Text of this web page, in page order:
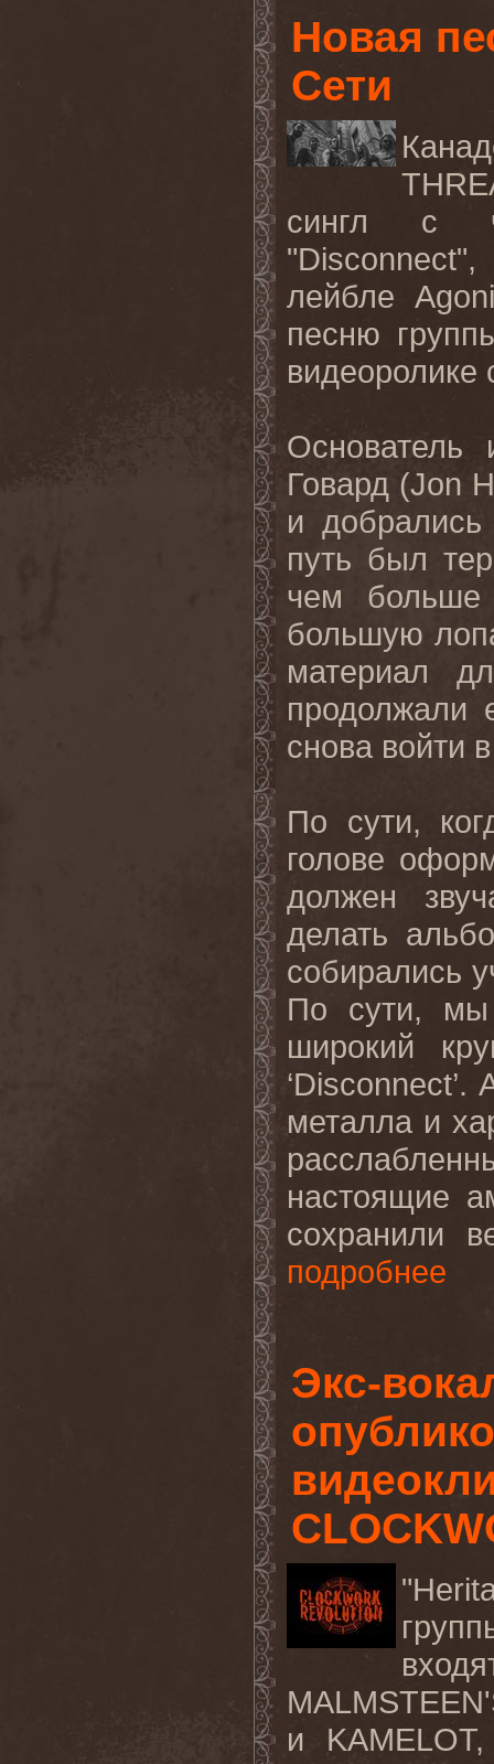
Новая
Сети
сингл с
"Disconnect",
лейбле
песню
видеоролике
Говард (Jon
и
путь был
чем больше
большую
материал
продолжали
снова войти
По сути,
голове
должен
делать
собирались
По сути, мы
широкий
‘Disconnect’.
металла и
настоящие
сохранили
подробнее
Экс-
"
MALMSTEEN'
и KAMELOT,